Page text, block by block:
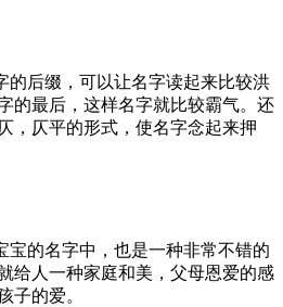
的后缀，可以让名字读起来比较洪
的最后，这样名字就比较霸气。还
，仄平的形式，使名字念起来押
的名字中，也是一种非常不错的
给人一种家庭和美，父母恩爱的感
子的爱。